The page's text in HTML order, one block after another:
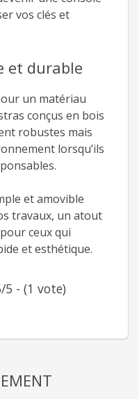
vos clés et
et durable
un matériau
conçus en bois
robustes mais
lorsqu’ils
et amovible
travaux, un atout
ceux qui
et esthétique.
5 - (1 vote)